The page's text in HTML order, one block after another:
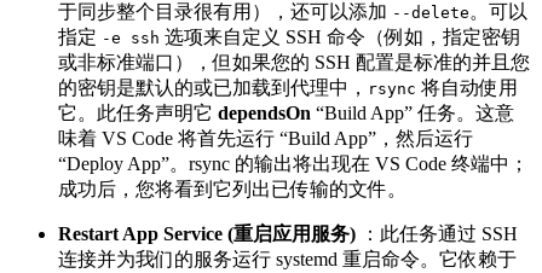
于同步整个目录很有用），还可以添加 --delete ​。可以
指定 -e ssh ​ 选项来自定义 SSH 命令（例如，指定密钥
或非标准端口），但如果您的 SSH 配置是标准的并且您
的密钥是默认的或已加载到代理中， rsync ​ 将自动使用
它。此任务声明它 dependsOn “Build App” 任务。这意
味着 VS Code 将首先运行 “Build App”，然后运行
“Deploy App”。rsync 的输出将出现在 VS Code 终端中；
成功后，您将看到它列出已传输的文件。
Restart App Service (重启应用服务) ：此任务通过 SSH
连接并为我们的服务运行 systemd 重启命令。它依赖于